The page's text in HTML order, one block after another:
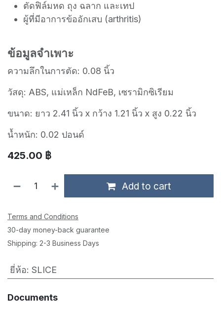
ตัดฟิล์มหด ถุง ฉลาก และเทป
ผู้ที่มีอาการข้ออักเสบ (arthritis)
ข้อมูลจำเพาะ
ความลึกในการตัด: 0.08 นิ้ว
วัสดุ: ABS, แม่เหล็ก NdFeB, เซรามิกซิเรียม
ขนาด: ยาว 2.41 นิ้ว x กว้าง 1.21 นิ้ว x สูง 0.22 นิ้ว
น้ำหนัก: 0.02 ปอนด์
425.00 ฿
Add to cart
Terms and Conditions
30-day money-back guarantee
Shipping: 2-3 Business Days
ยี่ห้อ: SLICE
Documents